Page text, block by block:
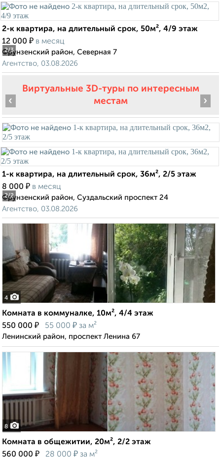
2/3
2-к квартира, на длительный срок, 50м², 4/9 этаж
12 000 ₽ в месяц
Фрунзенский район, Северная 7
Агентство, 03.08.2026
Виртуальные 3D-туры по интересным
местам
2/2
‹ ›
1-к квартира, на длительный срок, 36м², 2/5 этаж
8 000 ₽ в месяц
Фрунзенский район, Суздальский проспект 24
Агентство, 03.08.2026
4
Комната в коммуналке, 10м², 4/4 этаж
550 000 ₽ 55 000 ₽ за м²
Ленинский район, проспект Ленина 67
8
Комната в общежитии, 20м², 2/2 этаж
560 000 ₽ 28 000 ₽ за м²